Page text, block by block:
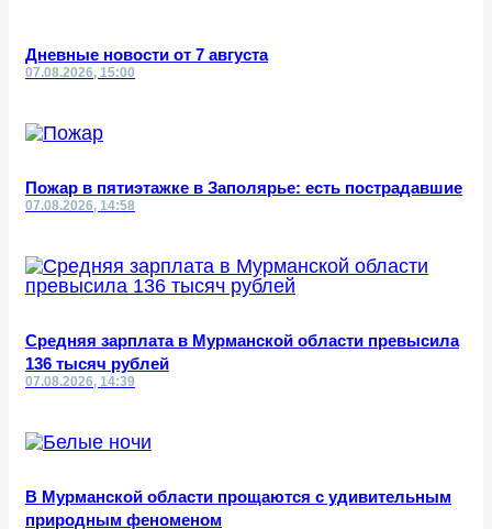
Дневные новости от 7 августа
07.08.2026, 15:00
Пожар в пятиэтажке в Заполярье: есть пострадавшие
07.08.2026, 14:58
Средняя зарплата в Мурманской области превысила
136 тысяч рублей
07.08.2026, 14:39
В Мурманской области прощаются с удивительным
природным феноменом